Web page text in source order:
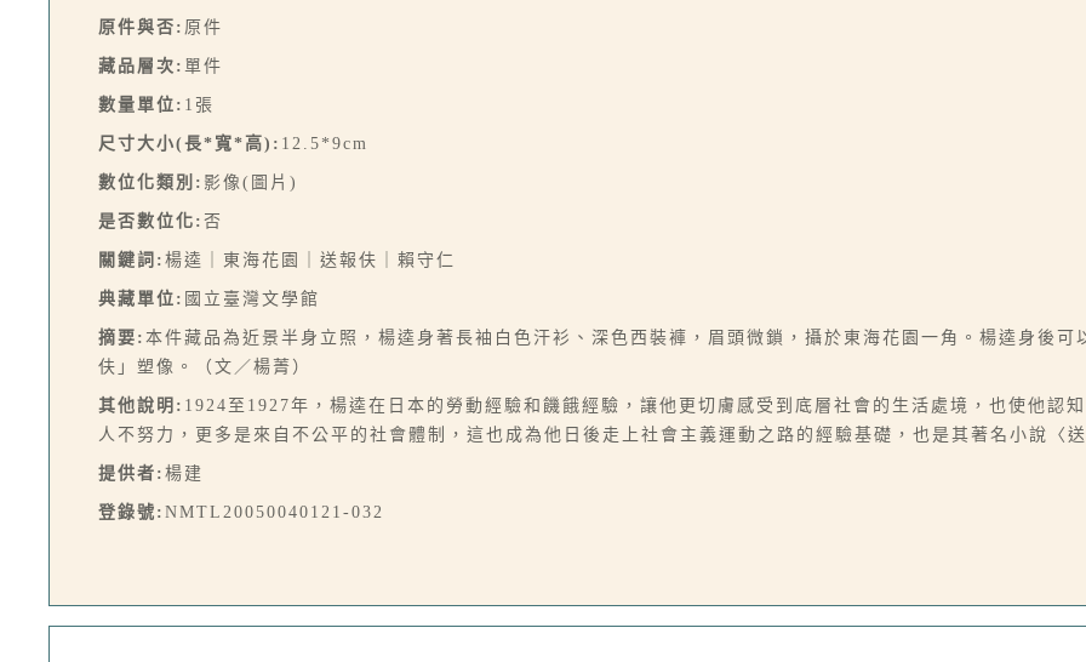
原件與否: 原件
藏品層次: 單件
數量單位: 1張
尺寸大小(長*寬*高): 12.5*9cm
數位化類別: 影像(圖片)
是否數位化: 否
關鍵詞: 楊逵｜東海花園｜送報伕｜賴守仁
典藏單位: 國立臺灣文學館
摘要: 本件藏品為近景半身立照，楊逵身著長袖白色汗衫、深色西裝褲，眉頭微鎖，攝於東海花園一角。楊逵身後
伕」塑像。（文／楊菁）
其他說明: 1924至1927年，楊逵在日本的勞動經驗和饑餓經驗，讓他更切膚感受到底層社會的生活處境，也使他認
人不努力，更多是來自不公平的社會體制，這也成為他日後走上社會主義運動之路的經驗基礎，也是其著名小說〈
提供者: 楊建
登錄號: NMTL20050040121-032